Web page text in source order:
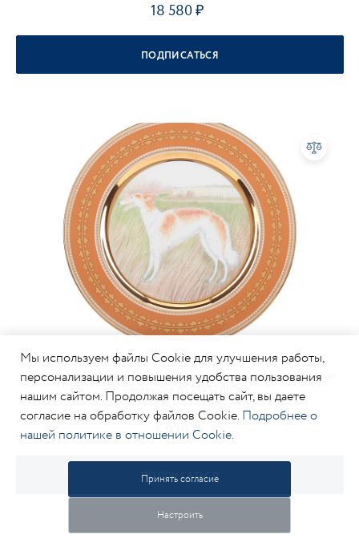
18 580
ПОДПИСАТЬСЯ
АРТ.81.25951.00.1
Подарочный набор 270 форма Европейская-2 рисунок Борзая
Завида арт. 81.25951.00.1
5 930
ПОДПИСАТЬСЯ
Мы используем файлы Cookie для улучшения работы,
персонализации и повышения удобства пользования
нашим сайтом. Продолжая посещать сайт, вы даете
согласие на обработку файлов Cookie. Подробнее о
нашей политике в отношении Cookie.
Принять согласие
Настроить